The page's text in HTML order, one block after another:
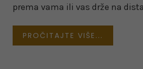
prema vama ili vas drže na
PROČITAJTE VIŠE...